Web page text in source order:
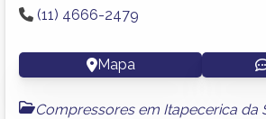
(11) 4666-2479
Mapa
Compressores em Itapecerica da